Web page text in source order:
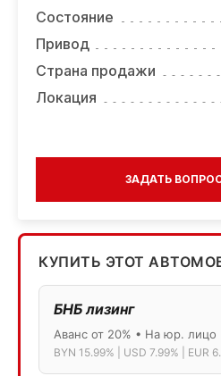
Состояние
Привод
Страна продажи
Локация
ЗАДАТЬ
КУПИТЬ ЭТОТ
БНБ лизинг
Аванс от 20% • На юр. лицо
BYN 15.99% | USD 7.99% | EUR